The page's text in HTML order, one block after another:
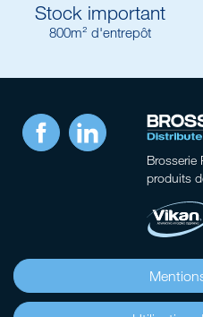
Stock important
800m² d'entrepôt
Facebook LinkedIn
Brosserie
produits